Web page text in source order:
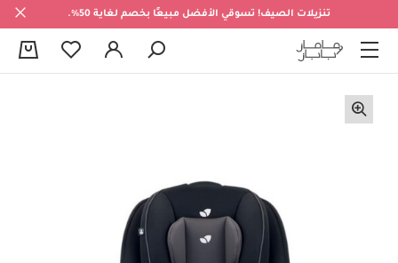
تنزيلات الصيف! تسوقي الأفضل مبيعًا بخصم لغاية 50%.